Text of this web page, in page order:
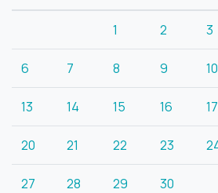
1 2 3
6 7 8 9 10
13 14 15 16 17
20 21 22 23
27 28 29 30